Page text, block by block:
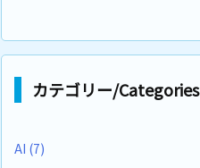
カテゴリー/Categories
AI (7)